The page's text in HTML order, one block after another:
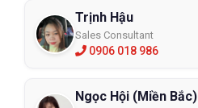
Trịnh Hậu
Sales Consultant
0906 018 986
Ngọc Hội (Miền Bắc)